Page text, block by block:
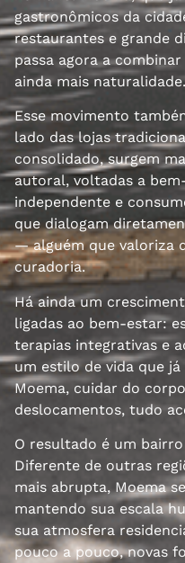
gastronômicos da
restaurantes e grande
passa agora a
ainda mais naturalidade.
Esse movimento
lado das lojas
consolidado, surgem
autoral, voltadas a
independente e
que dialogam
— alguém que valoriza
curadoria.
Há ainda um
ligadas ao bem-estar:
terapias integrativas e
um estilo de vida que
Moema, cuidar do
deslocamentos, tudo
O resultado é um
Diferente de outras
mais abrupta, Moema
mantendo sua escala
sua atmosfera
pouco a pouco, novas